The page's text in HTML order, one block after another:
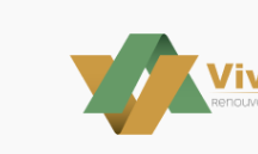
contenu